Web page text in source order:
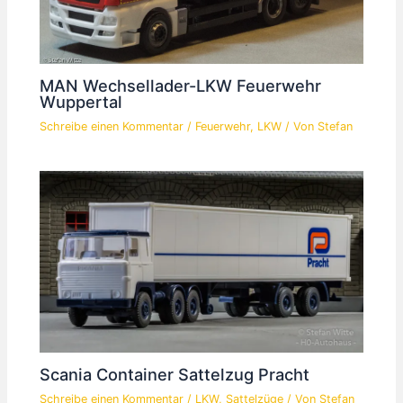
MAN Wechsellader-LKW Feuerwehr
Wuppertal
Schreibe einen Kommentar / Feuerwehr, LKW / Von Stefan
Scania Container Sattelzug Pracht
Schreibe einen Kommentar / LKW, Sattelzüge / Von Stefan